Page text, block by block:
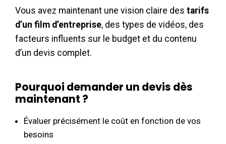
Vous avez maintenant une vision claire des tarifs
d’un film d’entreprise, des types de vidéos, des
facteurs influents sur le budget et du contenu
d’un devis complet.
Pourquoi demander un devis dès
maintenant ?
Évaluer précisément le coût en fonction de vos
besoins